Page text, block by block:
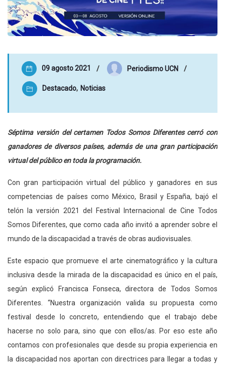
09 agosto 2021 Periodismo UCN
Destacado, Noticias
Séptima versión del certamen Todos Somos Diferentes cerró con
ganadores de diversos países, además de una gran participación
virtual del público en toda la programación.
Con gran participación virtual del público y ganadores en sus
competencias de países como México, Brasil y España, bajó el
telón la versión 2021 del Festival Internacional de Cine Todos
Somos Diferentes, que como cada año invitó a aprender sobre el
mundo de la discapacidad a través de obras audiovisuales.
Este espacio que promueve el arte cinematográfico y la cultura
inclusiva desde la mirada de la discapacidad es único en el país,
según explicó Francisca Fonseca, directora de Todos Somos
Diferentes. “Nuestra organización valida su propuesta como
festival desde lo concreto, entendiendo que el trabajo debe
hacerse no solo para, sino que con ellos/as. Por eso este año
contamos con profesionales que desde su propia experiencia en
la discapacidad nos aportan con directrices para llegar a todas y